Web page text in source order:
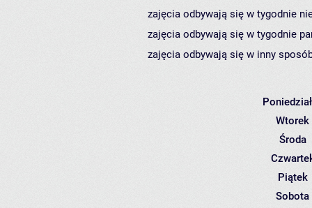
zajęcia odbywają się w tygodnie
zajęcia odbywają się w tygodnie
zajęcia odbywają się w inny
Wtorek
Środa
Piątek
Sobota